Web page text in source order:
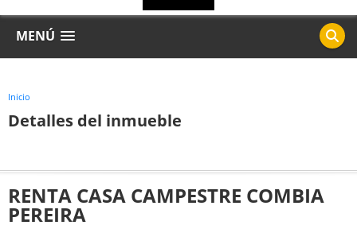
MENÚ
Inicio
Detalles del inmueble
RENTA CASA CAMPESTRE COMBIA
PEREIRA